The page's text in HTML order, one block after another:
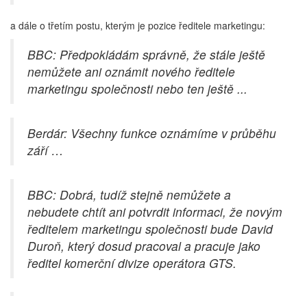
a dále o třetím postu, kterým je pozice ředitele marketingu:
BBC: Předpokládám správně, že stále ještě
nemůžete ani oznámit nového ředitele
marketingu společnosti nebo ten ještě ...
Berdár: Všechny funkce oznámíme v průběhu
září …
BBC: Dobrá, tudíž stejně nemůžete a
nebudete chtít ani potvrdit informaci, že novým
ředitelem marketingu společnosti bude David
Duroň, který dosud pracoval a pracuje jako
ředitel komerční divize operátora GTS.